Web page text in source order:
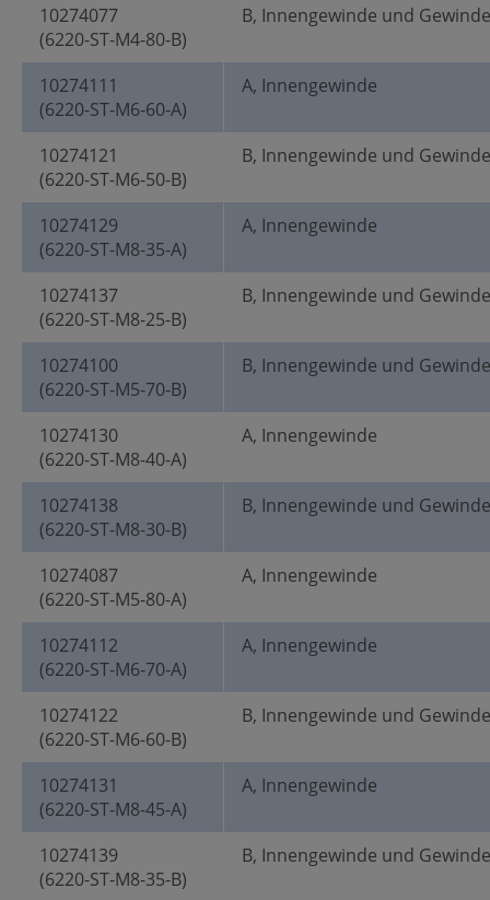
10274077
(6220-ST-M4-80-B)
B, Innengewinde und
10274111
(6220-ST-M6-60-A)
A, Innengewinde
10274121
(6220-ST-M6-50-B)
B, Innengewinde und
10274129
(6220-ST-M8-35-A)
A, Innengewinde
10274137
(6220-ST-M8-25-B)
B, Innengewinde und
10274100
(6220-ST-M5-70-B)
B, Innengewinde und
10274130
(6220-ST-M8-40-A)
A, Innengewinde
10274138
(6220-ST-M8-30-B)
B, Innengewinde und
10274087
(6220-ST-M5-80-A)
A, Innengewinde
10274112
(6220-ST-M6-70-A)
A, Innengewinde
10274122
(6220-ST-M6-60-B)
B, Innengewinde und
10274131
(6220-ST-M8-45-A)
A, Innengewinde
10274139
(6220-ST-M8-35-B)
B, Innengewinde und